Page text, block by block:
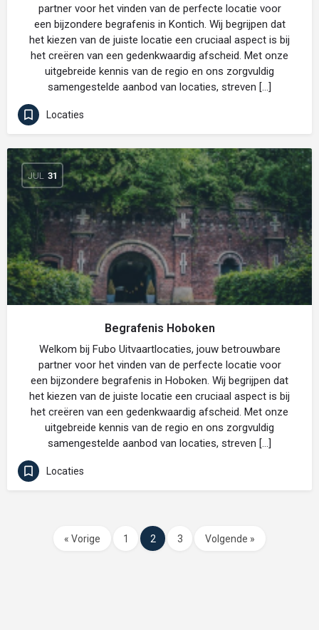
partner voor het vinden van de perfecte locatie voor
een bijzondere begrafenis in Kontich. Wij begrijpen dat
het kiezen van de juiste locatie een cruciaal aspect is bij
het creëren van een gedenkwaardig afscheid. Met onze
uitgebreide kennis van de regio en ons zorgvuldig
samengestelde aanbod van locaties, streven […]
Locaties
JUL 31
Begrafenis Hoboken
Welkom bij Fubo Uitvaartlocaties, jouw betrouwbare
partner voor het vinden van de perfecte locatie voor
een bijzondere begrafenis in Hoboken. Wij begrijpen dat
het kiezen van de juiste locatie een cruciaal aspect is bij
het creëren van een gedenkwaardig afscheid. Met onze
uitgebreide kennis van de regio en ons zorgvuldig
samengestelde aanbod van locaties, streven […]
Locaties
« Vorige 1 2 3 Volgende »